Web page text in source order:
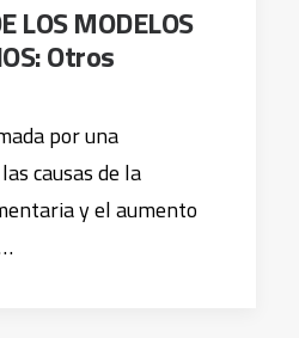
LOS MODELOS
Otros
por una
causas de la
y el aumento